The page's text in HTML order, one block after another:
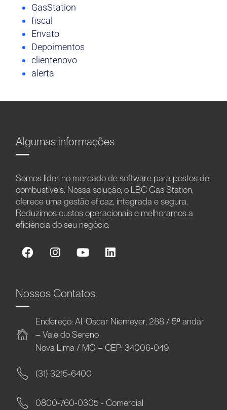
GasStation
fiscal
Envato
Depoimentos
clientenovo
alerta
Algumas informações
Somos líder no mercado de software para postos de
combustíveis. Nossa solução, o LBC Gas Station,
oferece uma gestão eficaz, integrada e segura.
Reduzimos custos operacionais e melhoramos a
eficiência do seu negócio.
Nossos Contatos
Endereço: Al. Oscar Niemeyer, 288 / 5º andar
– Vale do Sereno
Nova Lima / MG – CEP: 34006-049
(31) 3215-6400
0800-760-0305 - Comercial